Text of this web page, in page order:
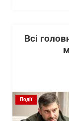
Всі
Події